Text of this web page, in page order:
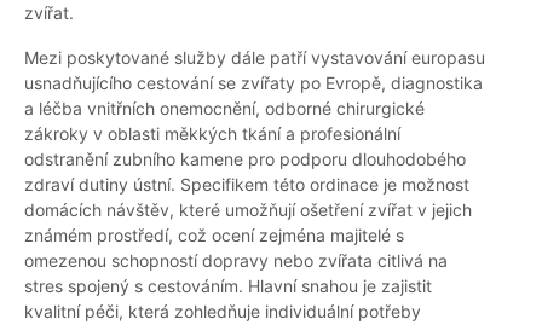
zvířat.
Mezi poskytované služby dále patří vystavování europasu
usnadňujícího cestování se zvířaty po Evropě, diagnostika
a léčba vnitřních onemocnění, odborné chirurgické
zákroky v oblasti měkkých tkání a profesionální
odstranění zubního kamene pro podporu dlouhodobého
zdraví dutiny ústní. Specifikem této ordinace je možnost
domácích návštěv, které umožňují ošetření zvířat v jejich
známém prostředí, což ocení zejména majitelé s
omezenou schopností dopravy nebo zvířata citlivá na
stres spojený s cestováním. Hlavní snahou je zajistit
kvalitní péči, která zohledňuje individuální potřeby